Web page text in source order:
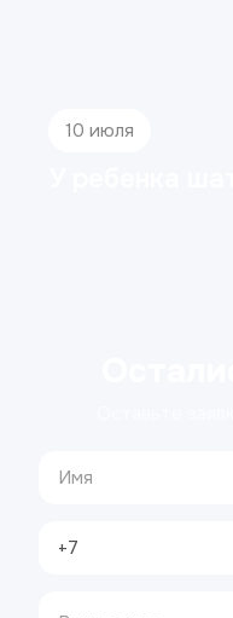
10 июля